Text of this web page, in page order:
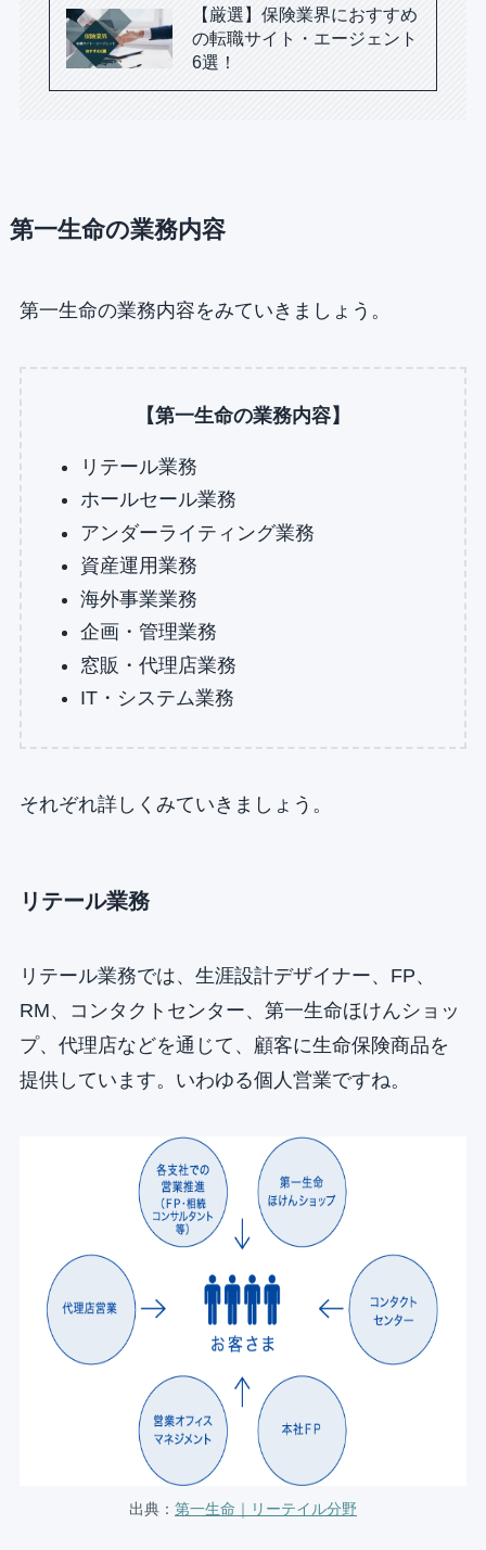
【厳選】保険業界におすすめ
の転職サイト・エージェント
6選！
第一生命の業務内容
第一生命の業務内容をみていきましょう。
【第一生命の業務内容】
リテール業務
ホールセール業務
アンダーライティング業務
資産運用業務
海外事業業務
企画・管理業務
窓販・代理店業務
IT・システム業務
それぞれ詳しくみていきましょう。
リテール業務
リテール業務では、生涯設計デザイナー、FP、
RM、コンタクトセンター、第一生命ほけんショッ
プ、代理店などを通じて、顧客に生命保険商品を
提供しています。いわゆる個人営業ですね。
出典： 第一生命｜リーテイル分野